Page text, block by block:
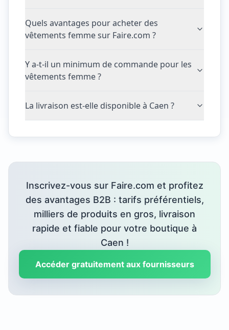
Quels avantages pour acheter des
vêtements femme sur Faire.com ?
Y a-t-il un minimum de commande pour les
vêtements femme ?
La livraison est-elle disponible à Caen ?
Inscrivez-vous sur Faire.com et profitez
des avantages B2B : tarifs préférentiels,
milliers de produits en gros, livraison
rapide et fiable pour votre boutique à
Caen !
Accéder gratuitement aux fournisseurs